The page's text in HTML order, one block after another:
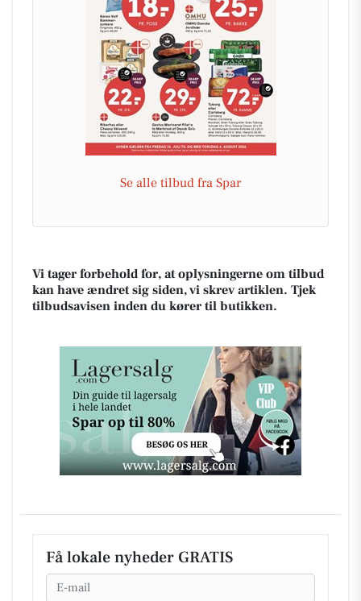
Se alle tilbud fra Spar
Vi tager forbehold for, at oplysningerne om tilbud
kan have ændret sig siden, vi skrev artiklen. Tjek
tilbudsavisen inden du kører til butikken.
Få lokale nyheder GRATIS
Email